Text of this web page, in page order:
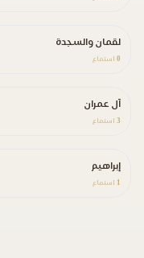
لقمان والسجدة
0 استماع
آل عمران
3 استماع
إبراهيم
1 استماع